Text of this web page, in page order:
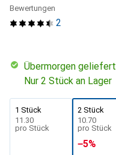
2
Bewertungen
übermorgen geliefert
Nur 2 Stück an Lager
1 Stück
CHF
11.30
pro Stück
2 Stück
CHF
10.70
pro Stück
−5%